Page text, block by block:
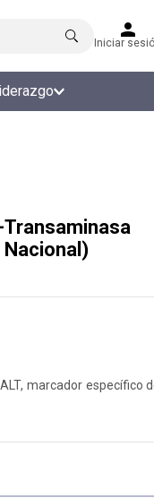
Iniciar
marcador específico